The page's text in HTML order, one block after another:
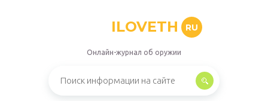
ILOVETH RU
Онлайн-журнал об оружии